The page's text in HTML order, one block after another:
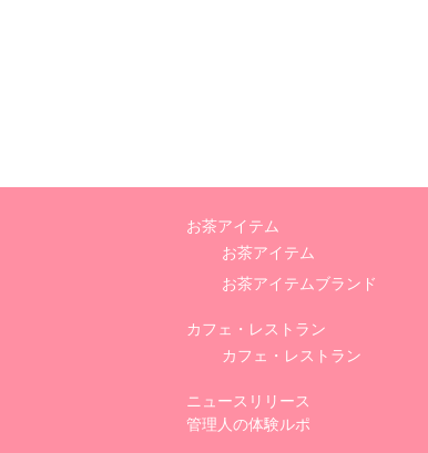
お茶アイテム
お茶アイテム
お茶アイテムブランド
カフェ・レストラン
カフェ・レストラン
ニュースリリース
管理人の体験ルポ